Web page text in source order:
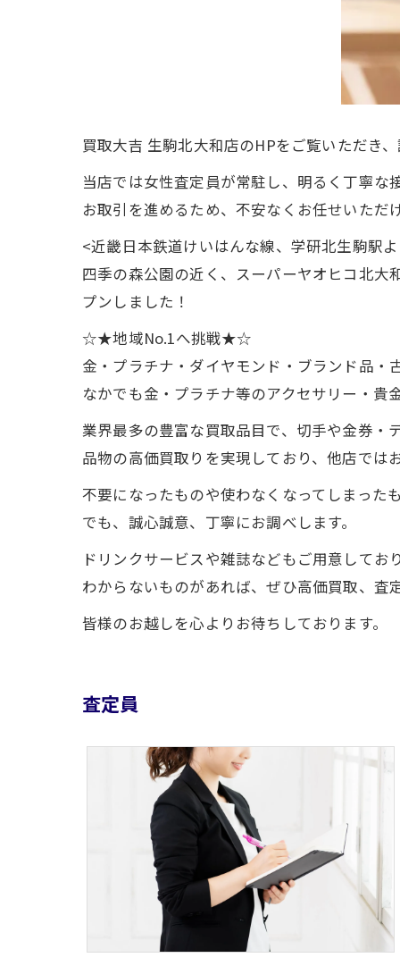
買取大吉 生駒北大和店のHPをご覧いただき
当店では女性査定員が常駐し、明るく丁寧
お取引を進めるため、不安なくお任せいただ
<近畿日本鉄道けいはんな線、学研北生駒駅
四季の森公園の近く、スーパーヤオヒコ北
プンしました！
☆★地域No.1へ挑戦★☆
金・プラチナ・ダイヤモンド・ブランド品
なかでも金・プラチナ等のアクセサリー・
業界最多の豊富な買取品目で、切手や金券
品物の高価買取りを実現しており、他店では
不要になったものや使わなくなってしまった
でも、誠心誠意、丁寧にお調べします。
ドリンクサービスや雑誌などもご用意して
わからないものがあれば、ぜひ高価買取、
皆様のお越しを心よりお待ちしております。
査定員